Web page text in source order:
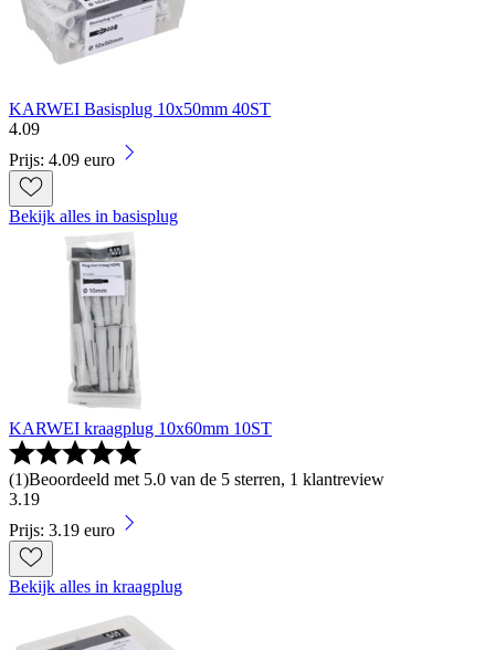
KARWEI Basisplug 10x50mm 40ST
4.09
Prijs: 4.09 euro
Bekijk alles in basisplug
KARWEI kraagplug 10x60mm 10ST
(1)Beoordeeld met 5.0 van de 5 sterren, 1 klantreview
3.19
Prijs: 3.19 euro
Bekijk alles in kraagplug